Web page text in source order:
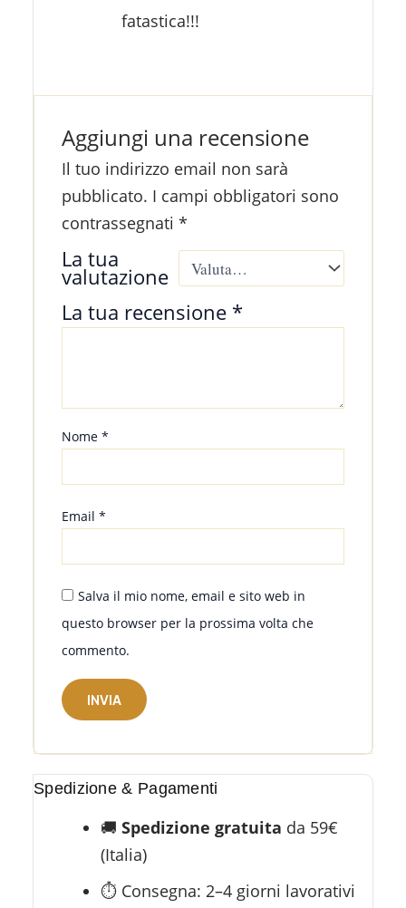
su 5
fatastica!!!
Aggiungi una recensione
Il tuo indirizzo email non sarà
pubblicato. I campi obbligatori sono
contrassegnati*
La tua
valutazione
La tua recensione *
Nome*
Email*
Salva il mio nome, email e sito web in
questo browser per la prossima volta che
commento.
Spedizione & Pagamenti
🚚 Spedizione gratuita da 59€
(Italia)
⏱️ Consegna: 2–4 giorni lavorativi